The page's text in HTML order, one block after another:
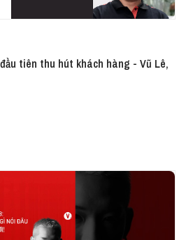
tiên thu hút khách hàng - Vũ Lê,